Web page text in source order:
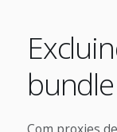
bundle